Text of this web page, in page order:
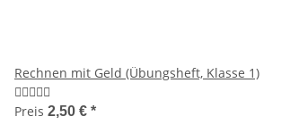
Rechnen mit Geld (Übungsheft, Klasse 1)
Preis 2,50 € *